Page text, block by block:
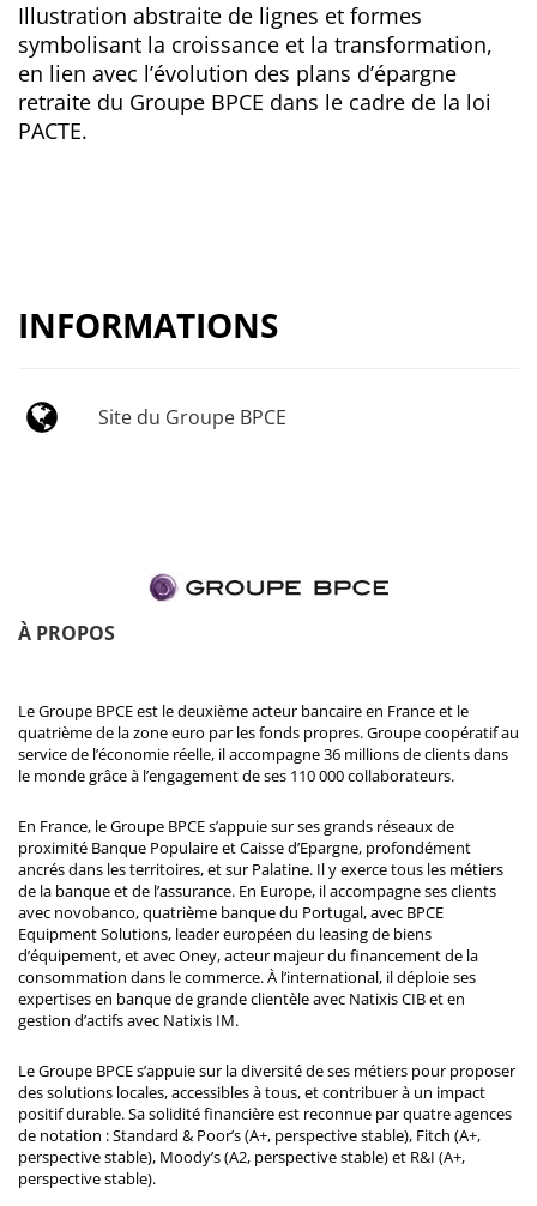
Illustration abstraite de lignes et formes
symbolisant la croissance et la transformation,
en lien avec l’évolution des plans d’épargne
retraite du Groupe BPCE dans le cadre de la loi
PACTE.
INFORMATIONS
Site du Groupe BPCE
À PROPOS
Le Groupe BPCE est le deuxième acteur bancaire en France et le
quatrième de la zone euro par les fonds propres. Groupe coopératif au
service de l’économie réelle, il accompagne 36 millions de clients dans
le monde grâce à l’engagement de ses 110 000 collaborateurs.
En France, le Groupe BPCE s’appuie sur ses grands réseaux de
proximité Banque Populaire et Caisse d’Epargne, profondément
ancrés dans les territoires, et sur Palatine. Il y exerce tous les métiers
de la banque et de l’assurance. En Europe, il accompagne ses clients
avec novobanco, quatrième banque du Portugal, avec BPCE
Equipment Solutions, leader européen du leasing de biens
d’équipement, et avec Oney, acteur majeur du financement de la
consommation dans le commerce. À l’international, il déploie ses
expertises en banque de grande clientèle avec Natixis CIB et en
gestion d’actifs avec Natixis IM.
Le Groupe BPCE s’appuie sur la diversité de ses métiers pour proposer
des solutions locales, accessibles à tous, et contribuer à un impact
positif durable. Sa solidité financière est reconnue par quatre agences
de notation : Standard & Poor’s (A+, perspective stable), Fitch (A+,
perspective stable), Moody’s (A2, perspective stable) et R&I (A+,
perspective stable).